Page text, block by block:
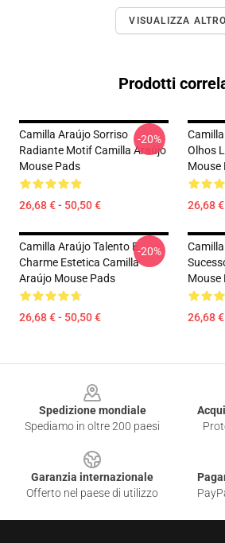
VISUALIZZA ALTRO
Prodotti
Camilla Araújo Sorriso
Radiante Motif Camilla Araújo
Mouse Pads
26,68 € - 50,50 €
-20%
Olhos
Mouse
26,68
Camilla Araújo Talento E
Charme Estetica Camilla
Araújo Mouse Pads
26,68 € - 50,50 €
-20%
Mouse
26,68
Spedizione mondiale
Spediamo in oltre 200 paesi
Garanzia internazionale
Offerto nel paese di utilizzo